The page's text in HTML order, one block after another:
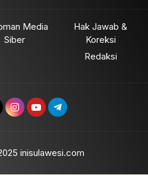
Media
Siber
Hak Jawab &
Koreksi
Redaksi
inisulawesi.com